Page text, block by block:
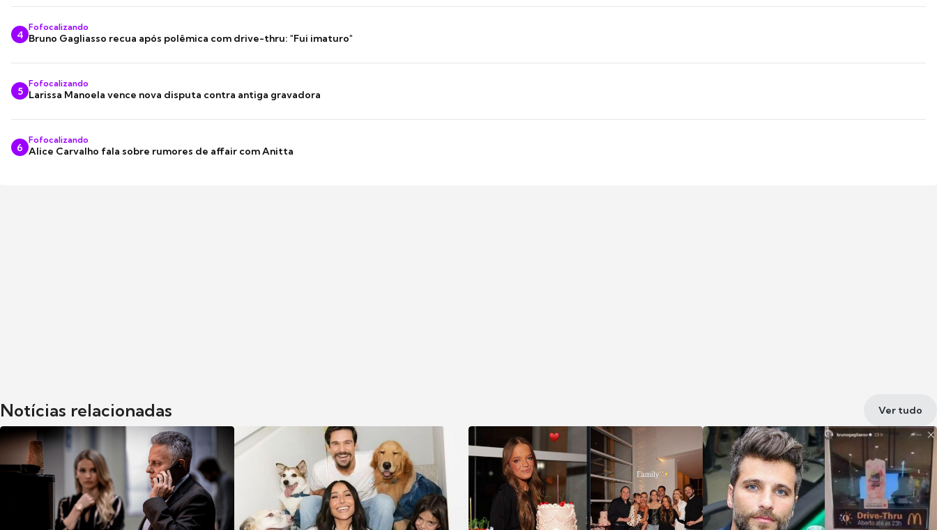
4
Fofocalizando
Bruno Gagliasso recua após polêmica com drive-thru: "Fui imaturo"
5
Fofocalizando
Larissa Manoela vence nova disputa contra antiga gravadora
6
Fofocalizando
Alice Carvalho fala sobre rumores de affair com Anitta
Notícias relacionadas Ver tudo